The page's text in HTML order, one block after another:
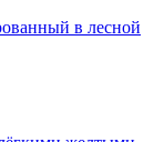
в лесной